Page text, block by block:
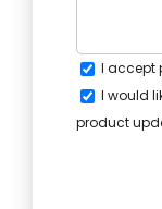
I accept
I would
product